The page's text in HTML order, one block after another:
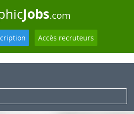
Jobs.com
Accès recruteurs